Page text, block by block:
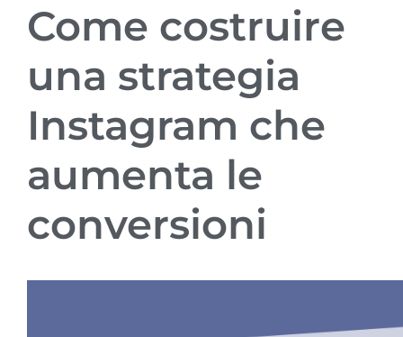
Come costruire
una strategia
Instagram che
aumenta le
conversioni